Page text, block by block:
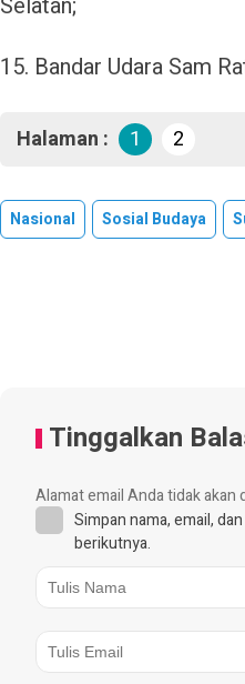
15. Bandar Udara Sam
Halaman : 1 2
Nasional Sosial Budaya
Tinggalkan
Alamat email Anda tidak akan
Simpan nama, email,
berikutnya.